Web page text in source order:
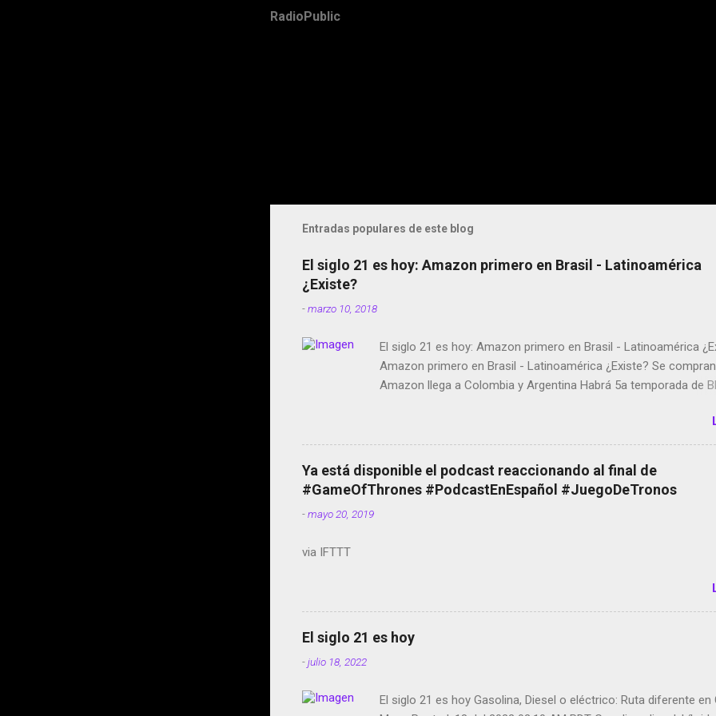
RadioPublic
Entradas populares de este blog
El siglo 21 es hoy: Amazon primero en Brasil - Latinoamérica
¿Existe?
-marzo 10, 2018
El siglo 21 es hoy: Amazon primero en Brasil - Latinoamérica
Amazon primero en Brasil - Latinoamérica ¿Existe? Se
Amazon llega a Colombia y Argentina Habrá 5a temporada de
copyright en Instagram Música y vídeo selfies en la red social
Scott saca a Kevin Spacey de su película Francisco regaña a
el smartphone en sus misas La serie de la Tierra Media GoBee -
de bicicletas de alquiler Stop Motion en Instagram Vodafone:
tumbado. Amazon Music: Chingo yo, chingas tu... http://amzn.to/
Ya está disponible el podcast reaccionando al final de
#GameOfThrones #PodcastEnEspañol #JuegoDeTronos
-mayo 20, 2019
via IFTTT
El siglo 21 es hoy
-julio 18, 2022
El siglo 21 es hoy Gasolina, Diesel o eléctrico: Ruta diferente en